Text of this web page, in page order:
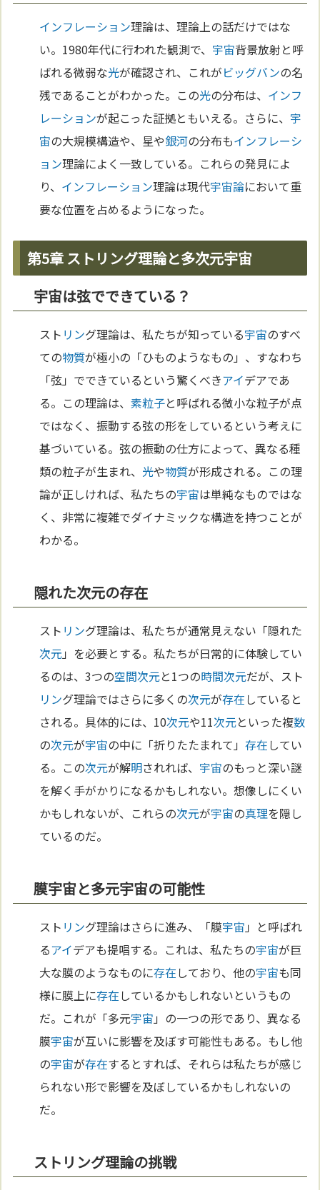
インフレーション理論は、理論上の話だけではな
い。1980年代に行われた観測で、 宇宙背景放射と呼
ばれる微弱な光が確認され、これがビッグバンの名
残であることがわかった。この光の分布は、 インフ
レーションが起こった証拠ともいえる。さらに、 宇
宙の大規模構造や、星や銀河の分布もインフレーシ
ョン理論によく一致している。これらの発見によ
り、 インフレーション理論は現代宇宙論において重
要な位置を占めるようになった。
第5章 ストリング理論と多次元宇宙
宇宙は弦でできている？
スト リング理論は、私たちが知っている宇宙のすべ
ての物質が極小の「ひものようなもの」、すなわち
「弦」でできているという驚くべきアイデアであ
る。この理論は、素粒子と呼ばれる微小な粒子が点
ではなく、振動する弦の形をしているという考えに
基づいている。弦の振動の仕方によって、異なる種
類の粒子が生まれ、 光や物質が形成される。この理
論が正しければ、私たちの宇宙は単純なものではな
く、非常に複雑でダイナミックな構造を持つことが
わかる。
隠れた次元の存在
スト リング理論は、私たちが通常見えない「隠れた
次元」を必要とする。私たちが日常的に体験してい
るのは、3つの空間次元と1つの時間次元だが、スト
リング理論ではさらに多くの次元が存在していると
される。具体的には、10次元や11次元といった複数
の次元が宇宙の中に「折りたたまれて」存在してい
る。この次元が解明されれば、 宇宙のもっと深い謎
を解く手がかりになるかもしれない。想像しにくい
かもしれないが、これらの次元が宇宙の真理を隠し
ているのだ。
膜宇宙と多元宇宙の可能性
スト リング理論はさらに進み、「膜宇宙 」と呼ばれ
るアイデアも提唱する。これは、私たちの宇宙が巨
大な膜のようなものに存在しており、他の宇宙も同
様に膜上に存在しているかもしれないというもの
だ。これが「多元宇宙 」の一つの形であり、異なる
膜宇宙が互いに影響を及ぼす可能性もある。もし他
の宇宙が存在するとすれば、それらは私たちが感じ
られない形で影響を及ぼしているかもしれないの
だ。
ストリング理論の挑戦